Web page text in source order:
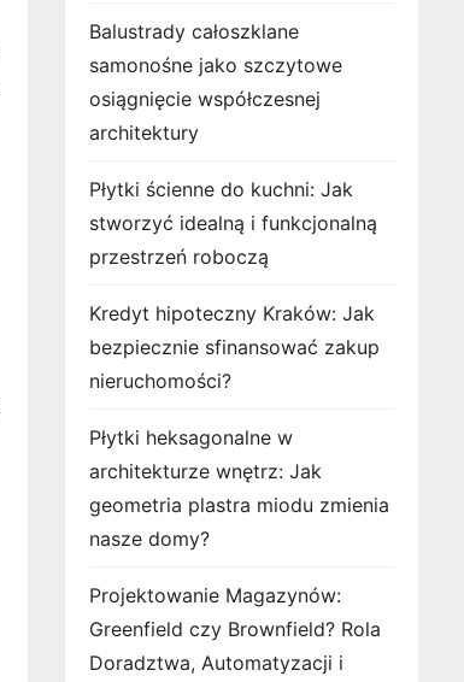
Balustrady całoszklane
samonośne jako szczytowe
osiągnięcie współczesnej
architektury
Płytki ścienne do kuchni: Jak
stworzyć idealną i funkcjonalną
przestrzeń roboczą
Kredyt hipoteczny Kraków: Jak
bezpiecznie sfinansować zakup
nieruchomości?
Płytki heksagonalne w
architekturze wnętrz: Jak
geometria plastra miodu zmienia
nasze domy?
Projektowanie Magazynów:
Greenfield czy Brownfield? Rola
Doradztwa, Automatyzacji i